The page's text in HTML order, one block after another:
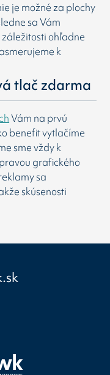
je možné za plochy
sa Vám
ohľadne
k
tlač zdarma
Vám na prvú
benefit vytlačíme
sme vždy k
grafického
sa
skúsenosti